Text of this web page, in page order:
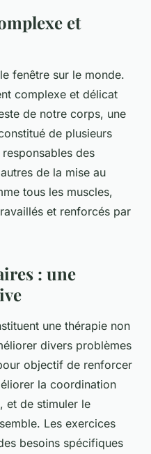
et
fenêtre sur le monde.
complexe et délicat
de notre corps, une
de plusieurs
des
de la mise au
tous les muscles,
et renforcés par
: une
une thérapie non
divers problèmes
objectif de renforcer
la coordination
et de stimuler le
Les exercices
besoins spécifiques